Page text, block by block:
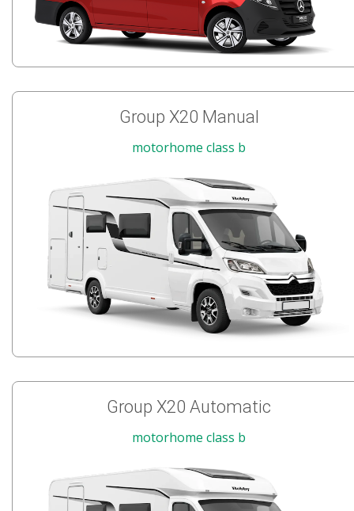
Group X20 Manual
motorhome class b
Group X20 Automatic
motorhome class b